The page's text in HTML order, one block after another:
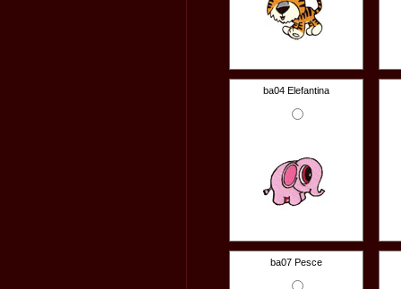
ba04 Elefantina
ba07 Pesce